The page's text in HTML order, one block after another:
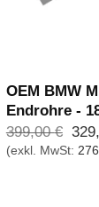
OEM BMW
Endrohre -
399,00€
war:
(exkl. MwSt: